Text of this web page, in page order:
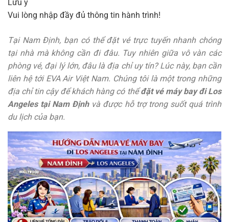
Lưu ý
Vui lòng nhập đầy đủ thông tin hành trình!
Tại Nam Định, bạn có thể đặt vé trực tuyến nhanh chóng
tại nhà mà không cần đi đâu. Tuy nhiên giữa vô vàn các
phòng vé, đại lý lớn, đâu là địa chỉ uy tín? Lúc này, bạn cần
liên hệ tới EVA Air Việt Nam. Chúng tôi là một trong những
địa chỉ tin cậy để khách hàng có thểđặt vé máy bay đi Los
Angeles tại Nam Địnhvà được hỗ trợ trong suốt quá trình
du lịch của bạn.